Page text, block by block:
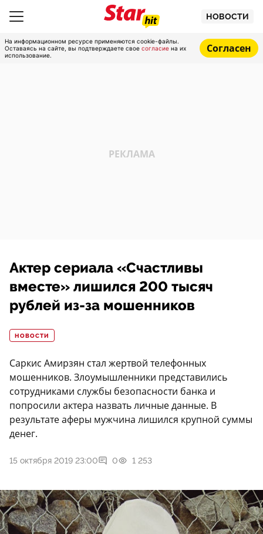
НОВОСТИ
На информационном ресурсе применяются cookie-файлы.
Оставаясь на сайте, вы подтверждаете свое согласие на их
использование.
Согласен
Актер сериала «Счастливы
вместе» лишился 200 тысяч
рублей из-за мошенников
НОВОСТИ
Саркис Амирзян стал жертвой телефонных
мошенников. Злоумышленники представились
сотрудниками службы безопасности банка и
попросили актера назвать личные данные. В
результате аферы мужчина лишился крупной суммы
денег.
15 октября 2019 23:00 0 1 253